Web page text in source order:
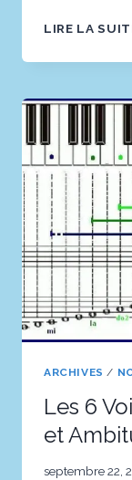
LIRE LA
ARCHIVES /
Les 6
et
septembre 22,